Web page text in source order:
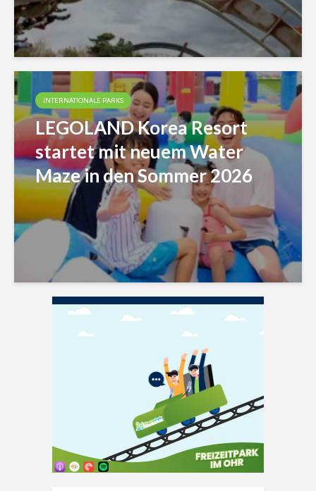
INTERNATIONALE PARKS
LEGOLAND Korea Resort
startet mit neuem Water
Maze in den Sommer 2026